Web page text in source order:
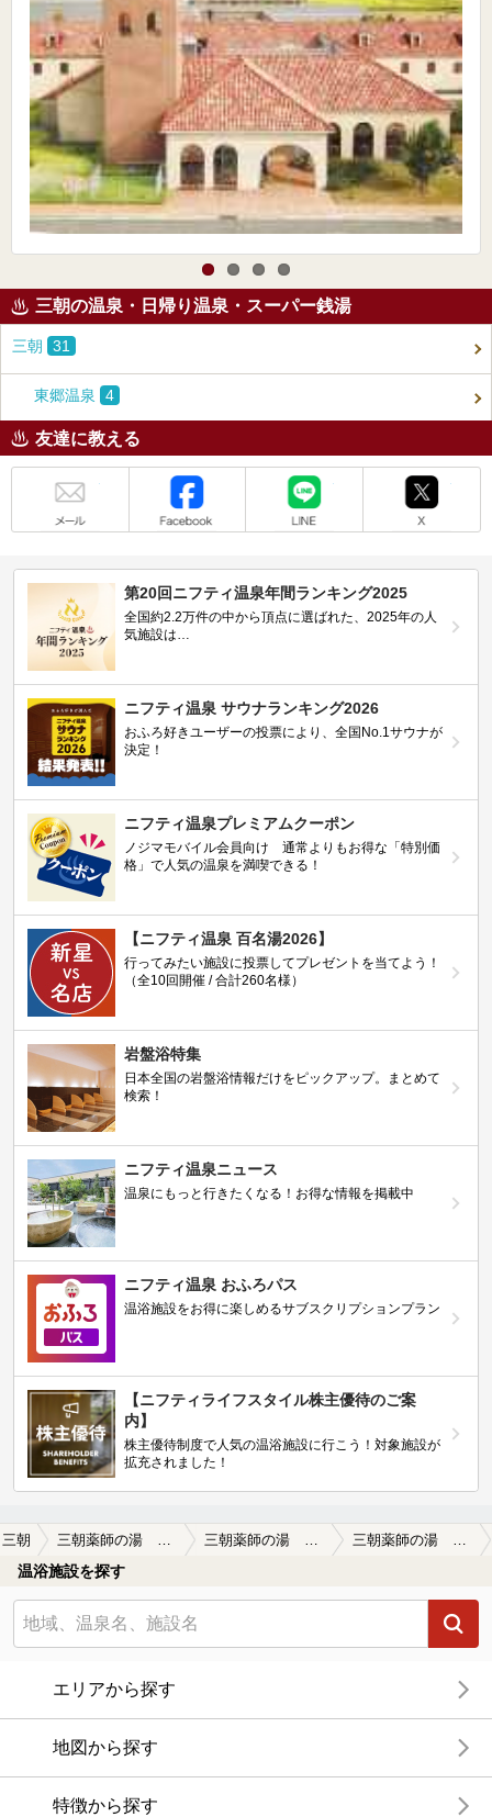
三朝の温泉・日帰り温泉・スーパー銭湯
三朝 31
東郷温泉 4
友達に教える
第20回ニフティ温泉年間ランキング2025
全国約2.2万件の中から頂点に選ばれた、2025年の人
気施設は…
ニフティ温泉 サウナランキング2026
おふろ好きユーザーの投票により、全国No.1サウナが
決定！
ニフティ温泉プレミアムクーポン
ノジマモバイル会員向け 通常よりもお得な「特別価
格」で人気の温泉を満喫できる！
【ニフティ温泉 百名湯2026】
行ってみたい施設に投票してプレゼントを当てよう！
（全10回開催 / 合計260名様）
岩盤浴特集
日本全国の岩盤浴情報だけをピックアップ。まとめて
検索！
ニフティ温泉ニュース
温泉にもっと行きたくなる！お得な情報を掲載中
ニフティ温泉 おふろパス
温浴施設をお得に楽しめるサブスクリプションプラン
【ニフティライフスタイル株主優待のご案
内】
株主優待制度で人気の温浴施設に行こう！対象施設が
拡充されました！
三朝 三朝薬師の湯 万翆楼 三朝薬師の湯 万翆楼の口コミ一覧 三朝薬師の湯 万翆楼の口コミ お薬師さま乃湯
温浴施設を探す
エリアから探す
地図から探す
特徴から探す